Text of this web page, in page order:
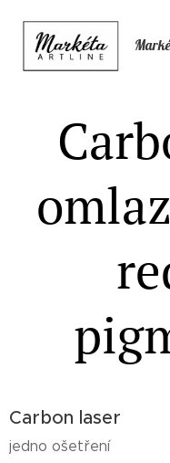
Carbon laser
jedno ošetření